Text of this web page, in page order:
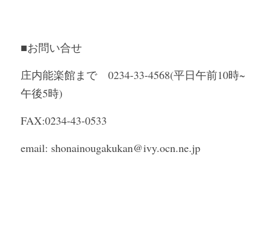
■お問い合せ
庄内能楽館まで　0234-33-4568(平日午前10時~
午後5時)
FAX:0234-43-0533
email: shonainougakukan@ivy.ocn.ne.jp